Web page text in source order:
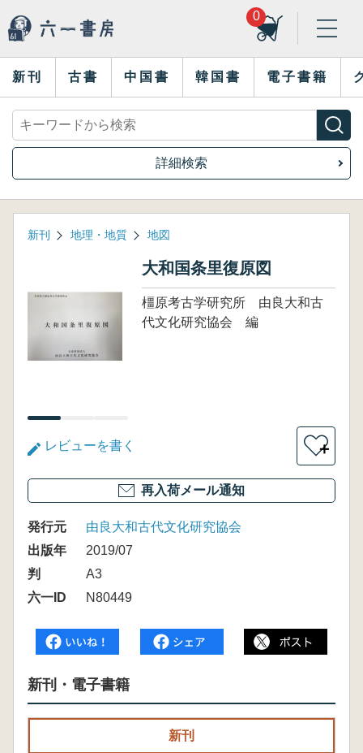
0
新刊 古書 中国書 韓国書 電子書籍
詳細検索
新刊 地理・地質 地図
大和国条里復原図
橿原考古学研究所 由良大和古
代文化研究協会 編
レビューを書く ＋
再入荷メール通知
発行元
由良大和古代文化研究協会
出版年
2019/07
判
A3
六一ID
N80449
新刊・電子書籍
新刊